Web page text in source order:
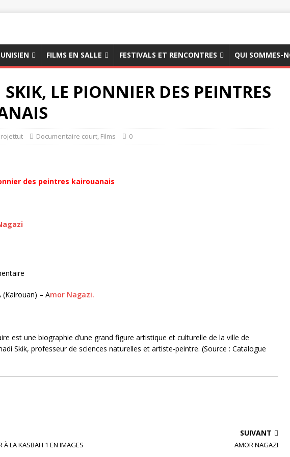
FILMS EN SALLE FESTIVALS ET RENCONTRES QUI SOMMES-
LE PIONNIER DES PEINTRES
Documentaire court, Films 0
des peintres kairouanais
(Kairouan) – Amor Nagazi.
est une biographie d’une grand figure artistique et culturelle de la ville de
Skik, professeur de sciences naturelles et artiste-peintre. (Source : Catalogue
À LA KASBAH 1 EN IMAGES
SUIVANT
AMOR NAGAZI